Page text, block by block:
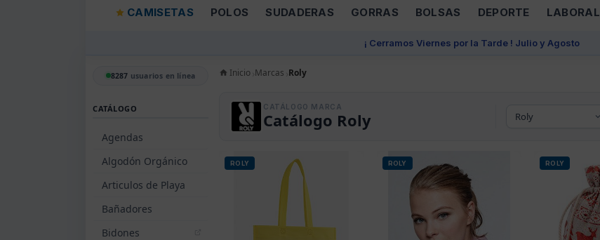
CAMISETAS POLOS SUDADERAS GORRAS BOLSAS DEPORTE LABORAL
¡ Cerramos Viernes por la Tarde ! Julio y Agosto
8287 usuarios en línea
CATÁLOGO
Agendas
Algodón Orgánico
Articulos de Playa
Bañadores
Bidones
Inicio Marcas Roly
CATÁLOGO MARCA
Catálogo Roly
ROLY ROLY ROLY